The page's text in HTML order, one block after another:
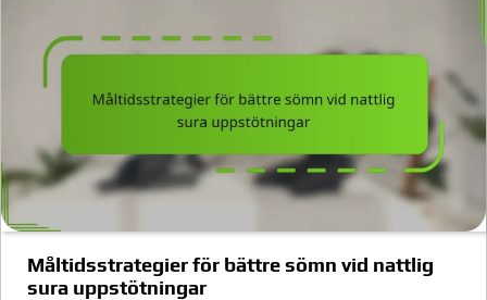
Måltidsstrategier för bättre sömn vid nattlig
sura uppstötningar